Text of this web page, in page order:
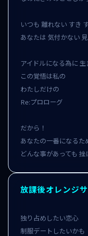
いつも 離れない すき
あなたは 気付かない
アイドルになる為に
この覚悟は私の
わたしだけの
Re:プロローグ
だから！
あなたの一番になるた
どんな事があっても
放課後オレンジ
独り占めしたい恋心
制服デートしたいかも